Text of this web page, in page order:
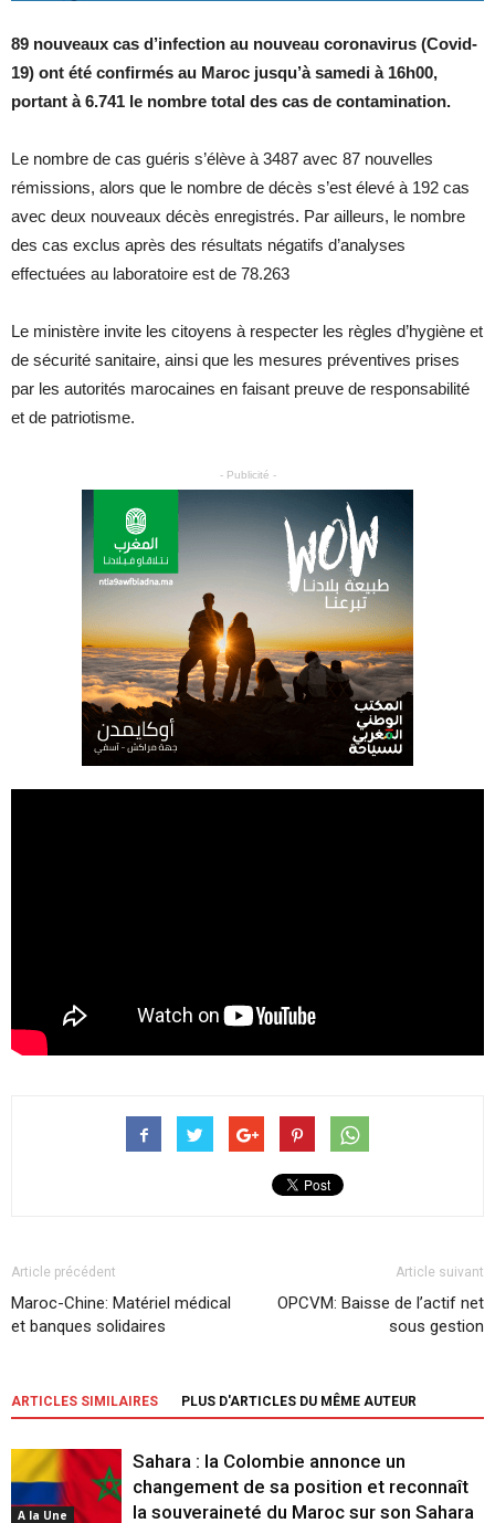
89 nouveaux cas d’infection au nouveau coronavirus (Covid-
19) ont été confirmés au Maroc jusqu’à samedi à 16h00,
portant à 6.741 le nombre total des cas de contamination.
Le nombre de cas guéris s’élève à 3487 avec 87 nouvelles
rémissions, alors que le nombre de décès s’est élevé à 192 cas
avec deux nouveaux décès enregistrés. Par ailleurs, le nombre
des cas exclus après des résultats négatifs d’analyses
effectuées au laboratoire est de 78.263
Le ministère invite les citoyens à respecter les règles d’hygiène et
de sécurité sanitaire, ainsi que les mesures préventives prises
par les autorités marocaines en faisant preuve de responsabilité
et de patriotisme.
- Publicité -
Article précédent
Maroc-Chine: Matériel médical
et banques solidaires
Article suivant
OPCVM: Baisse de l’actif net
sous gestion
ARTICLES SIMILAIRES PLUS D'ARTICLES DU MÊME AUTEUR
A la Une
Sahara : la Colombie annonce un
changement de sa position et reconnaît
la souveraineté du Maroc sur son Sahara